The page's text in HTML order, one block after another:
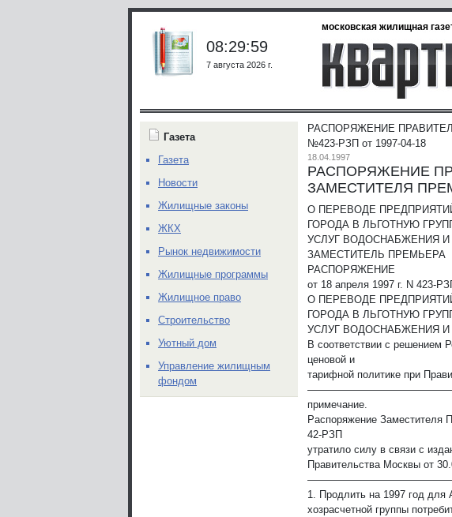
московская жилищная
08:29:59
7 августа 2026 г.
РАСПОРЯЖЕНИЕ
№423-РЗП от 1997-04-18
18.04.1997
РАСПОРЯЖЕНИЕ
ЗАМЕСТИТЕЛЯ
О ПЕРЕВОДЕ
ГОРОДА В ЛЬГОТНУЮ
УСЛУГ ВОДОСНАБЖЕНИЯ
ЗАМЕСТИТЕЛЬ ПРЕМЬЕРА
РАСПОРЯЖЕНИЕ
от 18 апреля 1997 г. N 423-
О ПЕРЕВОДЕ
ГОРОДА В ЛЬГОТНУЮ
УСЛУГ ВОДОСНАБЖЕНИЯ
В соответствии с решением
ценовой и
тарифной политике при
примечание.
Распоряжение Заместителя
42-РЗП
утратило силу в связи с
Правительства Москвы от
1. Продлить на 1997 год
хозрасчетной группы
Газета
Газета
Новости
Жилищные законы
ЖКХ
Рынок недвижимости
Жилищные программы
Жилищное право
Строительство
Уютный дом
Управление жилищным
фондом